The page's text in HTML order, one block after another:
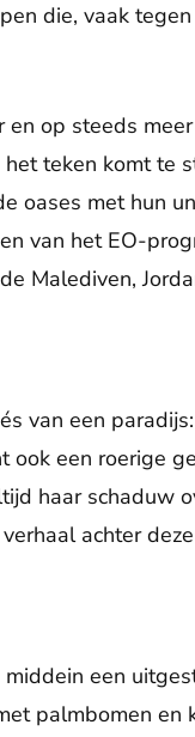
die, vaak
en op steeds
teken komt te
oases met hun
van het EO-
Malediven,
van een
ook een roerige
haar schaduw
achter
een
palmbomen